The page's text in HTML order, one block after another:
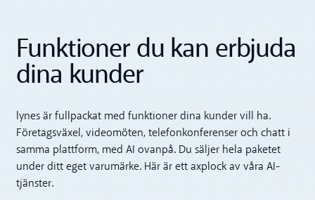
Funktioner du kan erbjuda
dina kunder
lynes är fullpackat med funktioner dina kunder vill ha.
Företagsväxel, videomöten, telefonkonferenser och chatt i
samma plattform, med AI ovanpå. Du säljer hela paketet
under ditt eget varumärke. Här är ett axplock av våra AI-
tjänster.